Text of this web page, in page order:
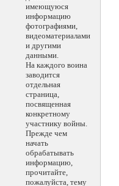
имеющуюся
информацию
фотографиями,
видеоматериалами
и другими
данными.
На каждого воина
заводится
отдельная
страница,
посвященная
конкретному
участнику войны.
Прежде чем
начать
обрабатывать
информацию,
прочитайте,
пожалуйста, тему